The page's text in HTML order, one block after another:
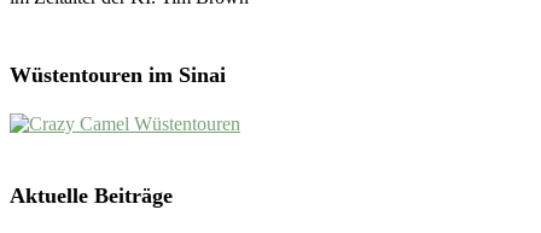
Wüstentouren im Sinai
Aktuelle Beiträge